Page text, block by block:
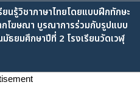
นรู้วิชาภาษาไทยโดยแบบฝึกทักษะ
โฆษณา บูรณาการร่วมกับรูปแบบ
ธยมศึกษาปีที่ 2 โรงเรียนวัดเวฬุ